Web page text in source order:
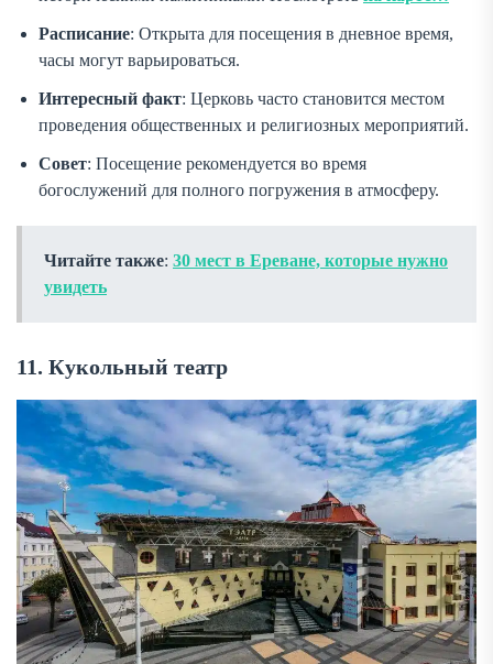
Расписание: Открыта для посещения в дневное время,
часы могут варьироваться.
Интересный факт: Церковь часто становится местом
проведения общественных и религиозных мероприятий.
Совет: Посещение рекомендуется во время
богослужений для полного погружения в атмосферу.
Читайте также: 30 мест в Ереване, которые нужно
увидеть
11. Кукольный театр